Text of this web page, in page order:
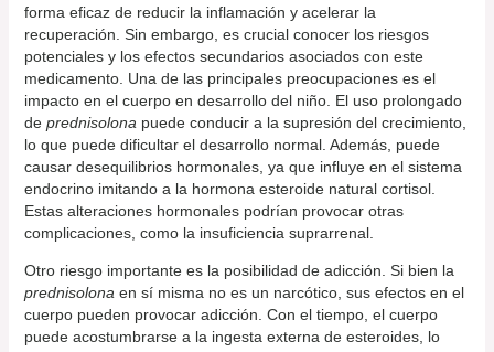
forma eficaz de reducir la inflamación y acelerar la
recuperación. Sin embargo, es crucial conocer los riesgos
potenciales y los efectos secundarios asociados con este
medicamento. Una de las principales preocupaciones es el
impacto en el cuerpo en desarrollo del niño. El uso prolongado
de prednisolona puede conducir a la supresión del crecimiento,
lo que puede dificultar el desarrollo normal. Además, puede
causar desequilibrios hormonales, ya que influye en el sistema
endocrino imitando a la hormona esteroide natural cortisol.
Estas alteraciones hormonales podrían provocar otras
complicaciones, como la insuficiencia suprarrenal.
Otro riesgo importante es la posibilidad de adicción. Si bien la
prednisolona en sí misma no es un narcótico, sus efectos en el
cuerpo pueden provocar adicción. Con el tiempo, el cuerpo
puede acostumbrarse a la ingesta externa de esteroides, lo